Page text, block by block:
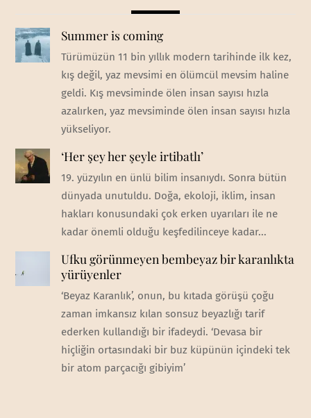
Summer is coming
Türümüzün 11 bin yıllık modern tarihinde ilk kez,
kış değil, yaz mevsimi en ölümcül mevsim haline
geldi. Kış mevsiminde ölen insan sayısı hızla
azalırken, yaz mevsiminde ölen insan sayısı hızla
yükseliyor.
‘Her şey her şeyle irtibatlı’
19. yüzyılın en ünlü bilim insanıydı. Sonra bütün
dünyada unutuldu. Doğa, ekoloji, iklim, insan
hakları konusundaki çok erken uyarıları ile ne
kadar önemli olduğu keşfedilinceye kadar...
Ufku görünmeyen bembeyaz bir karanlıkta
yürüyenler
‘Beyaz Karanlık’, onun, bu kıtada görüşü çoğu
zaman imkansız kılan sonsuz beyazlığı tarif
ederken kullandığı bir ifadeydi. ‘Devasa bir
hiçliğin ortasındaki bir buz küpünün içindeki tek
bir atom parçacığı gibiyim’